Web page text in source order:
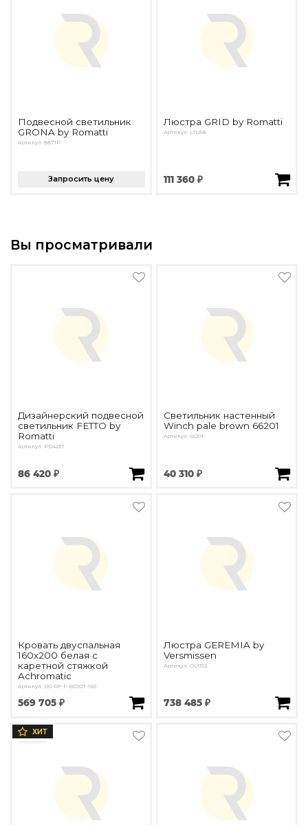
Подвесной светильник
GRONA by Romatti
Артикул: 8871P
Запросить цену
Люстра GRID by Romatti
Артикул: L11258
111 360 ₽
Вы просматривали
Дизайнерский подвесной
светильник FETTO by
Romatti
Артикул: PD4237
86 420 ₽
Светильник настенный
Winch pale brown 66201
Артикул: 66201
40 310 ₽
Кровать двуспальная
160х200 белая с
каретной стяжкой
Achromatic
Артикул: DG-RF-F-BD107-160
569 705 ₽
Люстра GEREMIA by
Versmissen
Артикул: OL1312
738 485 ₽
ХИТ